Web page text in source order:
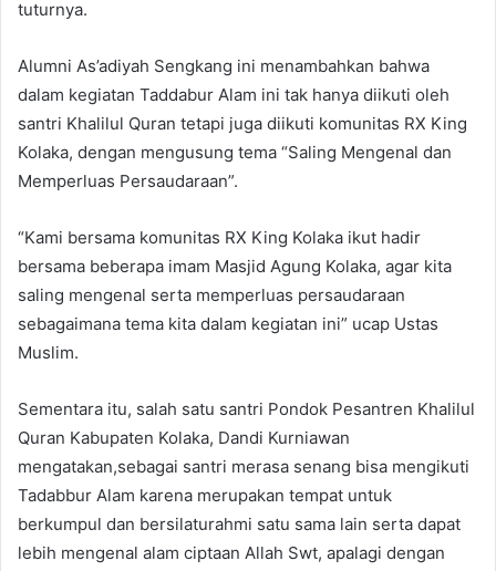
tuturnya.
Alumni As’adiyah Sengkang ini menambahkan bahwa
dalam kegiatan Taddabur Alam ini tak hanya diikuti oleh
santri Khalilul Quran tetapi juga diikuti komunitas RX King
Kolaka, dengan mengusung tema “Saling Mengenal dan
Memperluas Persaudaraan”.
“Kami bersama komunitas RX King Kolaka ikut hadir
bersama beberapa imam Masjid Agung Kolaka, agar kita
saling mengenal serta memperluas persaudaraan
sebagaimana tema kita dalam kegiatan ini” ucap Ustas
Muslim.
Sementara itu, salah satu santri Pondok Pesantren Khalilul
Quran Kabupaten Kolaka, Dandi Kurniawan
mengatakan,sebagai santri merasa senang bisa mengikuti
Tadabbur Alam karena merupakan tempat untuk
berkumpul dan bersilaturahmi satu sama lain serta dapat
lebih mengenal alam ciptaan Allah Swt, apalagi dengan